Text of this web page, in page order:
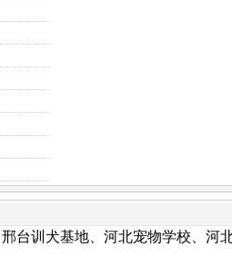
台训犬基地、河北宠物学校、河北